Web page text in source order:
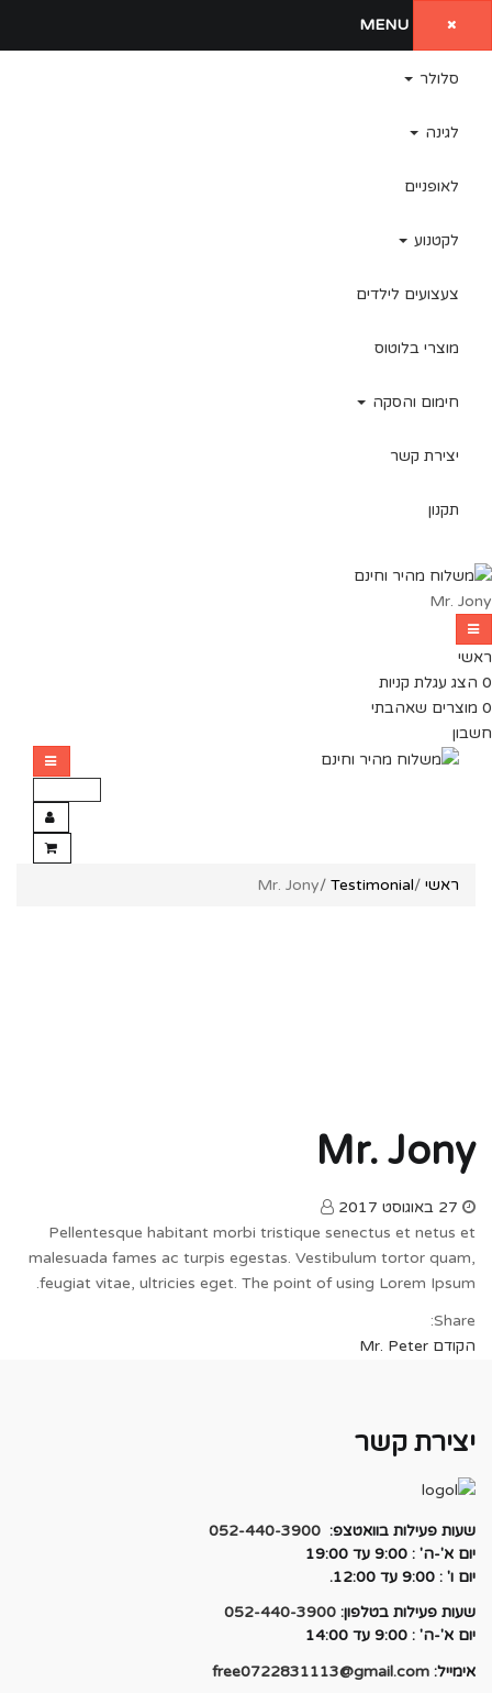
MENU
סלולר
לגינה
לאופניים
לקטנוע
צעצועים לילדים
מוצרי בלוטוס
חימום והסקה
יצירת קשר
תקנון
Mr. Jony
ראשי
0 הצג עגלת קניות
0 מוצרים שאהבתי
חשבון
ראשי /
Testimonial
/
Mr. Jony
Mr. Jony
Posted
on
27 באוגוסט 2017
Pellentesque habitant morbi tristique senectus et netus et
malesuada fames ac turpis egestas. Vestibulum tortor quam,
feugiat vitae, ultricies eget. The point of using Lorem Ipsum.
Share:
ניווט
הקודם Previous
Mr. Peter
יצירת קשר
שעות פעילות בוואטצפ: 052-440-3900
יום א'-ה' : 9:00 עד 19:00
יום ו' : 9:00 עד 12:00.
שעות פעילות בטלפון: 052-440-3900
יום א'-ה' : 9:00 עד 14:00
אימייל: free0722831113@gmail.com